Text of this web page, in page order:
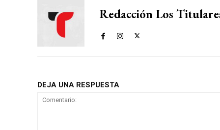
Redacción Los
DEJA UNA RESPUESTA